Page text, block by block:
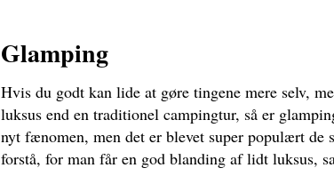
Glamping
Hvis du godt kan lide at gøre tingene mere selv,
luksus end en traditionel campingtur, så er
nyt fænomen, men det er blevet super populært de
forstå, for man får en god blanding af lidt luksus,